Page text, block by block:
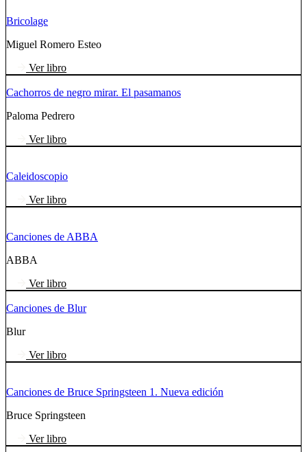
Bricolage
Miguel Romero Esteo
Ver libro
Cachorros de negro mirar. El pasamanos
Paloma Pedrero
Ver libro
Caleidoscopio
Ver libro
Canciones de ABBA
ABBA
Ver libro
Canciones de Blur
Blur
Ver libro
Canciones de Bruce Springsteen 1. Nueva edición
Bruce Springsteen
Ver libro